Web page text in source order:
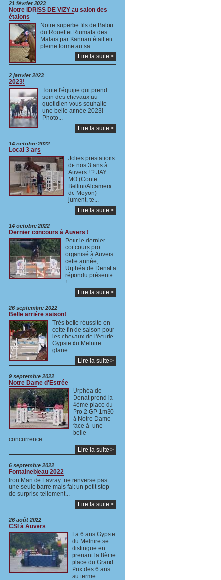
21 février 2023
Notre IDRISS DE VIZY au salon des
étalons
Notre superbe fils de Balou
du Rouet et Riumata des
Malais par Kannan était en
pleine forme au sa...
Lire la suite >
2 janvier 2023
2023!
Toute l'équipe qui prend
soin des chevaux au
quotidien vous souhaite
une belle année 2023!
Photo...
Lire la suite >
14 octobre 2022
Local 3 ans
Jolies prestations
de nos 3 ans à
Auvers ! ? JAY
MO (Conte
Bellini/Alcamera
de Moyon)
jument, te...
Lire la suite >
14 octobre 2022
Dernier concours à Auvers !
Pour le dernier
concours pro
organisé à Auvers
cette année,
Urphéa de Denat a
répondu présente
! ...
Lire la suite >
26 septembre 2022
Belle arrière saison!
Très belle réussite en
cette fin de saison pour
les chevaux de l'écurie.
Gypsie du Melnire
glane...
Lire la suite >
9 septembre 2022
Notre Dame d'Estrée
Urphéa de
Denat prend la
4ème place du
Pro 2 GP 1m30
à Notre Dame
face à une
belle
concurrence...
Lire la suite >
6 septembre 2022
Fontainebleau 2022
Iron Man de Favray ne renverse pas
une seule barre mais fait un petit stop
de surprise tellement...
Lire la suite >
26 août 2022
CSI à Auvers
La 6 ans Gypsie
du Melnire se
distingue en
prenant la 8ème
place du Grand
Prix des 6 ans
au terme...